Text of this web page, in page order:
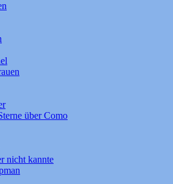
über Como
nicht kannte